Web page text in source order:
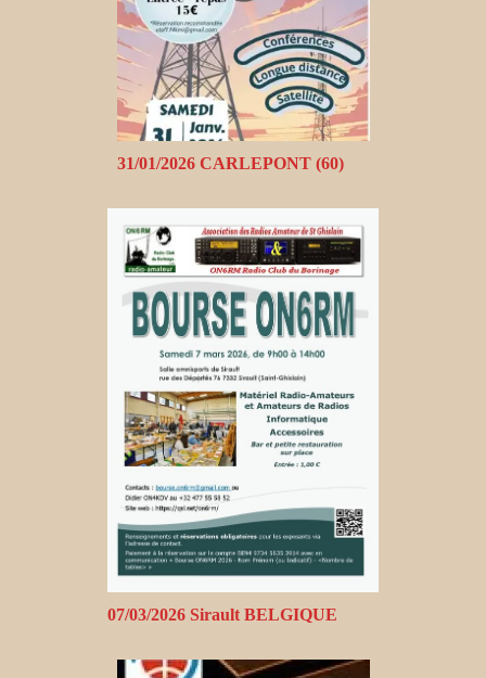
31/01/2026 CARLEPONT (60)
07/03/2026 Sirault BELGIQUE